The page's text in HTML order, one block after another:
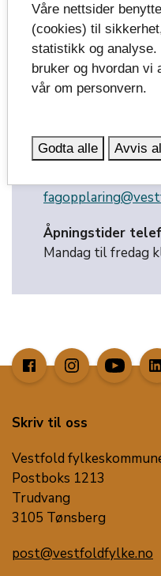
Kontakt
Sentralbord
Ansatte i seksjonen
Åpningstider
Mandag til fredag
Skriv til oss
Vestfold
Postboks 1213
Trudvang
3105 Tønsberg
post@vestfoldfylke.no
Våre nettsider
(cookies) til
statistikk og
bruker og hvordan vi
vår om personvern.
Godta alle Avvis